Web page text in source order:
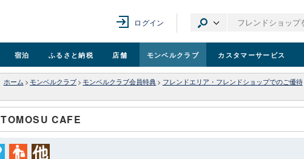
ログイン
宿泊 ふるさと納税 店舗 モンベルクラブ カスタマーサービス
ホーム > モンベルクラブ > モンベルクラブ会員特典 > フレンドエリア・フレンドショップでのご優待
TOMOSU CAFE